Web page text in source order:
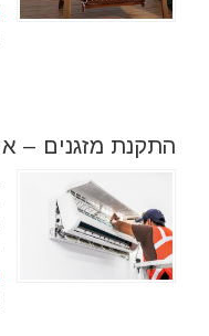
התקנת מזגנים –